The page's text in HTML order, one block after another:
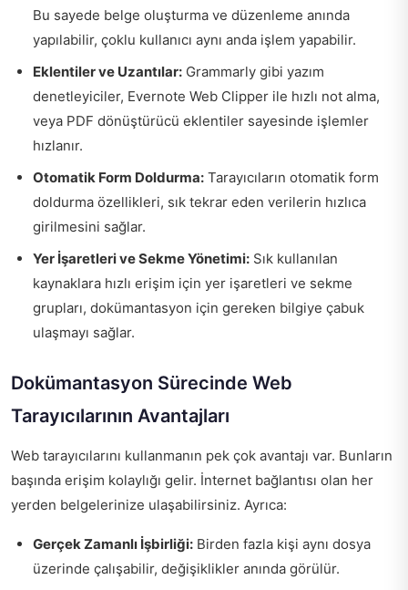
Bu sayede belge oluşturma ve düzenleme anında
yapılabilir, çoklu kullanıcı aynı anda işlem yapabilir.
Eklentiler ve Uzantılar: Grammarly gibi yazım
denetleyiciler, Evernote Web Clipper ile hızlı not alma,
veya PDF dönüştürücü eklentiler sayesinde işlemler
hızlanır.
Otomatik Form Doldurma: Tarayıcıların otomatik form
doldurma özellikleri, sık tekrar eden verilerin hızlıca
girilmesini sağlar.
Yer İşaretleri ve Sekme Yönetimi: Sık kullanılan
kaynaklara hızlı erişim için yer işaretleri ve sekme
grupları, dokümantasyon için gereken bilgiye çabuk
ulaşmayı sağlar.
Dokümantasyon Sürecinde Web
Tarayıcılarının Avantajları
Web tarayıcılarını kullanmanın pek çok avantajı var. Bunların
başında erişim kolaylığı gelir. İnternet bağlantısı olan her
yerden belgelerinize ulaşabilirsiniz. Ayrıca:
Gerçek Zamanlı İşbirliği: Birden fazla kişi aynı dosya
üzerinde çalışabilir, değişiklikler anında görülür.